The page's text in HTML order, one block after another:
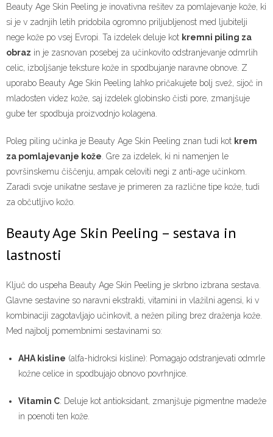
Beauty Age Skin Peeling je inovativna rešitev za pomlajevanje kože, ki
si je v zadnjih letih pridobila ogromno priljubljenost med ljubitelji
nege kože po vsej Evropi. Ta izdelek deluje kot kremni piling za
obraz in je zasnovan posebej za učinkovito odstranjevanje odmrlih
celic, izboljšanje teksture kože in spodbujanje naravne obnove. Z
uporabo Beauty Age Skin Peeling lahko pričakujete bolj svež, sijoč in
mladosten videz kože, saj izdelek globinsko čisti pore, zmanjšuje
gube ter spodbuja proizvodnjo kolagena.
Poleg piling učinka je Beauty Age Skin Peeling znan tudi kot krem
za pomlajevanje kože . Gre za izdelek, ki ni namenjen le
površinskemu čiščenju, ampak celoviti negi z anti-age učinkom.
Zaradi svoje unikatne sestave je primeren za različne tipe kože, tudi
za občutljivo kožo.
Beauty Age Skin Peeling – sestava in
lastnosti
Ključ do uspeha Beauty Age Skin Peeling je skrbno izbrana sestava.
Glavne sestavine so naravni ekstrakti, vitamini in vlažilni agensi, ki v
kombinaciji zagotavljajo učinkovit, a nežen piling brez draženja kože.
Med najbolj pomembnimi sestavinami so:
AHA kisline (alfa-hidroksi kisline): Pomagajo odstranjevati odmrle
kožne celice in spodbujajo obnovo povrhnjice.
Vitamin C: Deluje kot antioksidant, zmanjšuje pigmentne madeže
in poenoti ten kože.